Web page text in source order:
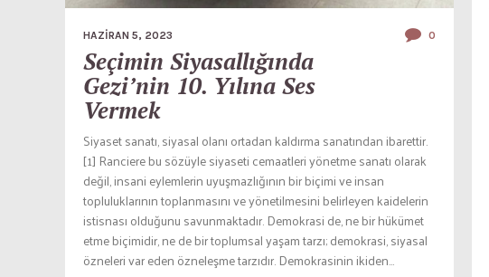
HAZIRAN 5, 2023 0
Seçimin Siyasallığında
Gezi’nin 10. Yılına Ses
Vermek
Siyaset sanatı, siyasal olanı ortadan kaldırma sanatından ibarettir.
[1] Ranciere bu sözüyle siyaseti cemaatleri yönetme sanatı olarak
değil, insani eylemlerin uyuşmazlığının bir biçimi ve insan
topluluklarının toplanmasını ve yönetilmesini belirleyen kaidelerin
istisnası olduğunu savunmaktadır. Demokrasi de, ne bir hükümet
etme biçimidir, ne de bir toplumsal yaşam tarzı; demokrasi, siyasal
özneleri var eden özneleşme tarzıdır. Demokrasinin ikiden...